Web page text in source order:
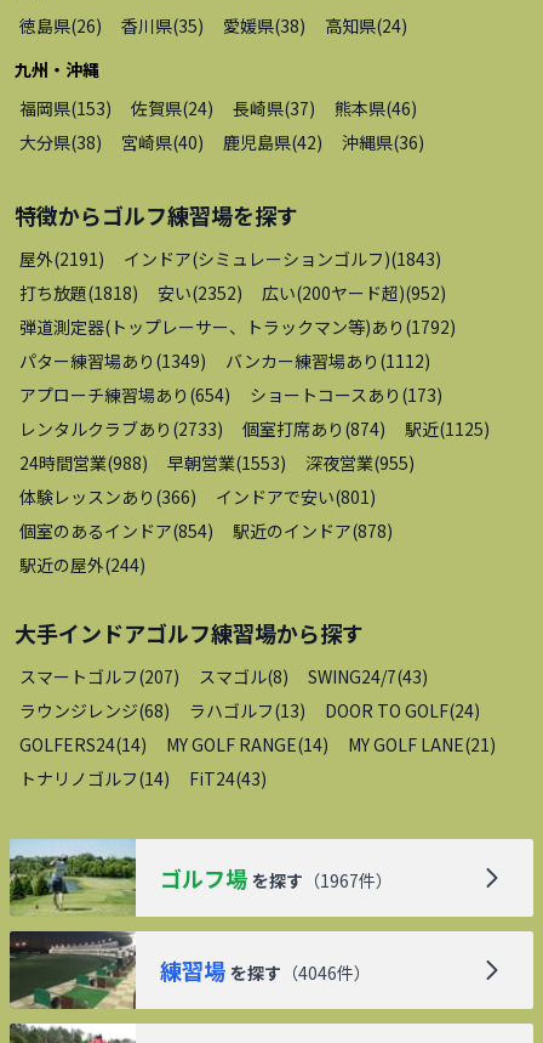
徳島県(26) 香川県(35) 愛媛県(38) 高知県(24)
九州・沖縄
福岡県(153) 佐賀県(24) 長崎県(37) 熊本県(46)
大分県(38) 宮崎県(40) 鹿児島県(42) 沖縄県(36)
特徴からゴルフ練習場を探す
屋外(2191 ) インドア(シミュレーションゴルフ)(1843)
打ち放題(1818) 安い(2352) 広い(200ヤード超)(952)
弾道測定器(トップレーサー、トラックマン等)あり (1792)
パター練習場あり (1349) バンカー練習場あり (1112)
アプローチ練習場あり (654) ショートコースあり (173)
レンタルクラブあり (2733) 個室打席あり (874) 駅近(1125)
24時間営業(988) 早朝営業(1553) 深夜営業(955)
体験レッスンあり (366) インドアで安い(801 )
個室のあるインドア(854) 駅近のインドア(878)
駅近の屋外(244)
大手インドアゴルフ練習場から探す
スマートゴルフ(207) スマゴル(8) SWING24/7(43)
ラウンジレンジ(68) ラハゴルフ(13) DOOR TO GOLF(24)
GOLFERS24(14) MY GOLF RANGE(14) MY GOLF LANE(21 )
トナリノゴルフ(14) FiT24(43)
ゴルフ場 を探す （1967件）
練習場 を探す （4046件）